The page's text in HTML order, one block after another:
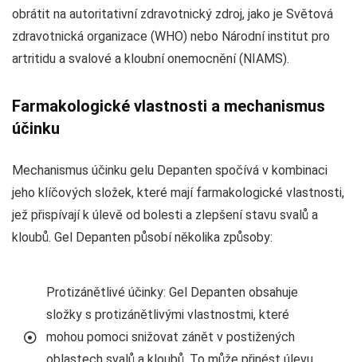
obrátit na autoritativní zdravotnický zdroj, jako je Světová
zdravotnická organizace (WHO) nebo Národní institut pro
artritidu a svalové a kloubní onemocnění (NIAMS).
Farmakologické vlastnosti a mechanismus
účinku
Mechanismus účinku gelu Depanten spočívá v kombinaci
jeho klíčových složek, které mají farmakologické vlastnosti,
jež přispívají k úlevě od bolesti a zlepšení stavu svalů a
kloubů. Gel Depanten působí několika způsoby:
Protizánětlivé účinky: Gel Depanten obsahuje
složky s protizánětlivými vlastnostmi, které
mohou pomoci snižovat zánět v postižených